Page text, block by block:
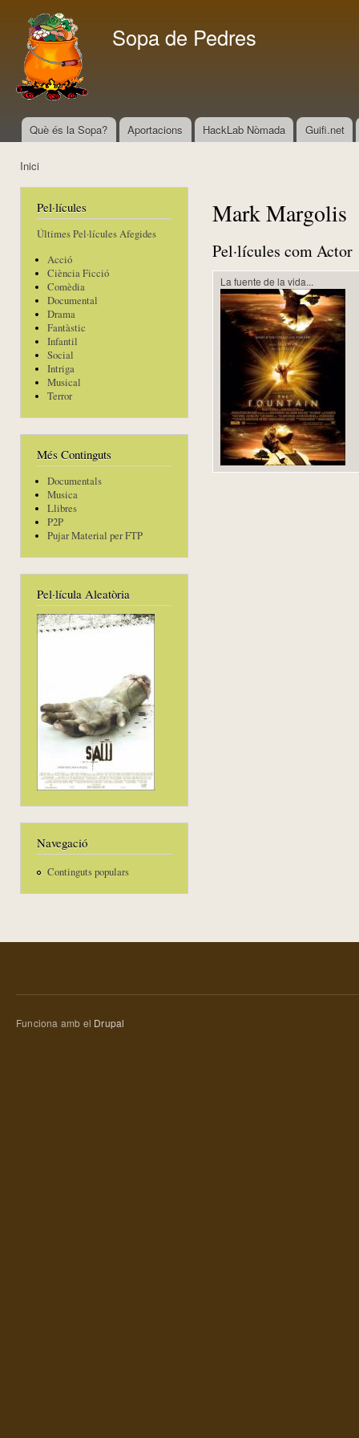
Sopa de Pedres
Menú principal
Què és la Sopa? Aportacions HackLab Nòmada Guifi.net
Inici
Pel·lícules
Últimes Pel·lícules Afegides
Acció
Ciència Ficció
Comèdia
Documental
Drama
Fantàstic
Infantil
Social
Intriga
Musical
Terror
Més Continguts
Documentals
Musica
Llibres
P2P
Pujar Material per FTP
Pel·lícula Aleatòria
Navegació
Continguts populars
Mark Margolis
Pel·lícules com Actor
La fuente de la vida...
Funciona amb el Drupal